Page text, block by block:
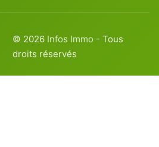
© 2026 Infos Immo - Tous
droits réservés